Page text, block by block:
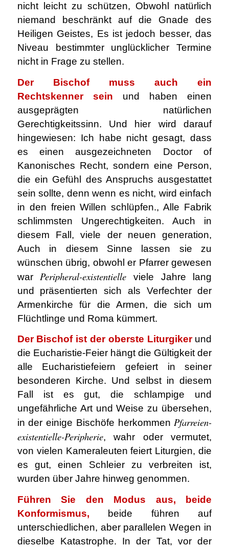
nicht leicht zu schützen, Obwohl natürlich
niemand beschränkt auf die Gnade des
Heiligen Geistes, Es ist jedoch besser, das
Niveau bestimmter unglücklicher Termine
nicht in Frage zu stellen.
Der Bischof muss auch ein
Rechtskenner sein und haben einen
ausgeprägten natürlichen
Gerechtigkeitssinn. Und hier wird darauf
hingewiesen: Ich habe nicht gesagt, dass
es einen ausgezeichneten Doctor of
Kanonisches Recht, sondern eine Person,
die ein Gefühl des Anspruchs ausgestattet
sein sollte, denn wenn es nicht, wird einfach
in den freien Willen schlüpfen., Alle Fabrik
schlimmsten Ungerechtigkeiten. Auch in
diesem Fall, viele der neuen generation,
Auch in diesem Sinne lassen sie zu
wünschen übrig, obwohl er Pfarrer gewesen
war Peripheral-existentielle viele Jahre lang
und präsentierten sich als Verfechter der
Armenkirche für die Armen, die sich um
Flüchtlinge und Roma kümmert.
Der Bischof ist der oberste Liturgikerund
die Eucharistie-Feier hängt die Gültigkeit der
alle Eucharistiefeiern gefeiert in seiner
besonderen Kirche. Und selbst in diesem
Fall ist es gut, die schlampige und
ungefährliche Art und Weise zu übersehen,
in der einige Bischöfe herkommen Pfarreien-
existentielle-Peripherie, wahr oder vermutet,
von vielen Kameraleuten feiert Liturgien, die
es gut, einen Schleier zu verbreiten ist,
wurden über Jahre hinweg genommen.
Führen Sie den Modus aus, beide
Konformismus, beide führen auf
unterschiedlichen, aber parallelen Wegen in
dieselbe Katastrophe. In der Tat, vor der